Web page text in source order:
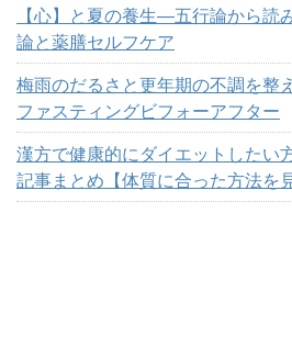
【心】と夏の養生―五行論から読
論と薬膳セルフケア
梅雨のだるさと更年期の不調を整
ファスティングビフォーアフター
漢方で健康的にダイエットしたい
記事まとめ【体質に合った方法を